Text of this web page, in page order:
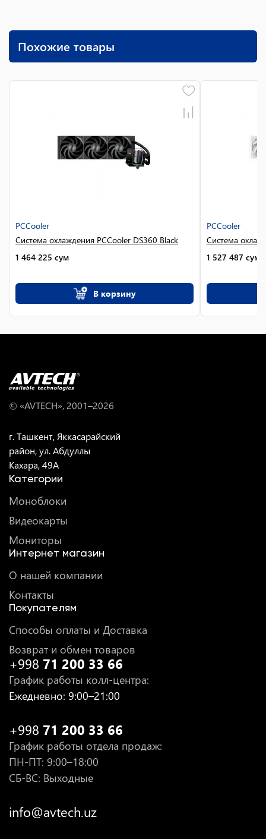
Похожие товары
PCCooler
Система охлаждения PCCooler DS360 Black
1 464 225 сум
В корзину
PCCooler
Система
1 527 487 сум
© «AVTECH», 2001–2026
г. Ташкент, Яккасарайский
район, ул. Абдуллы
Кахара, 49A
Категории
Моноблоки
Видеокарты
Мониторы
Интернет магазин
О нашей компании
Контакты
Покупателям
Способы оплаты и Доставка
Возврат и обмен товаров
+998 71 200 33 66
График работы колл-центра:
Ежедневно: 9:00–21:00
+998 71 200 33 66
График работы отдела продаж:
ПН-ПТ: 9:00–18:00
СБ-ВС: Выходные
info@avtech.uz